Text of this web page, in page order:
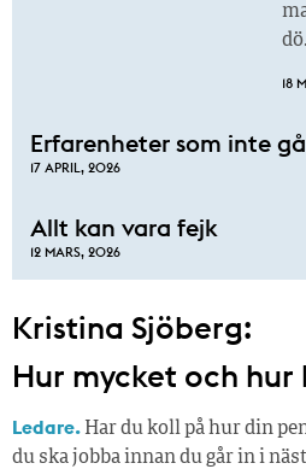
dö.
18
Erfarenheter som inte
17 APRIL, 2026
Allt kan vara fejk
12 MARS, 2026
Kristina Sjöberg:
Hur mycket och hur
Ledare. Har du koll på hur din
du ska jobba innan du går in i